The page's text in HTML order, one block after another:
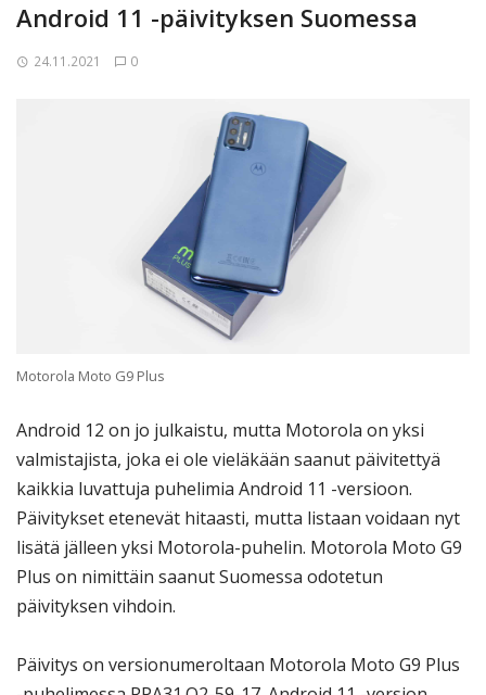
Android 11 -päivityksen Suomessa
24.11.2021 0
Motorola Moto G9 Plus
Android 12 on jo julkaistu, mutta Motorola on yksi
valmistajista, joka ei ole vieläkään saanut päivitettyä
kaikkia luvattuja puhelimia Android 11 -versioon.
Päivitykset etenevät hitaasti, mutta listaan voidaan nyt
lisätä jälleen yksi Motorola-puhelin. Motorola Moto G9
Plus on nimittäin saanut Suomessa odotetun
päivityksen vihdoin.
Päivitys on versionumeroltaan Motorola Moto G9 Plus